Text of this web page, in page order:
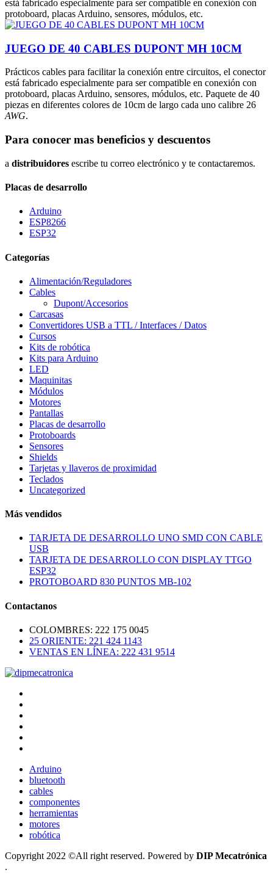
está fabricado especialmente para ser compatible en conexión con
protoboard, placas Arduino, sensores, módulos, etc.
JUEGO DE 40 CABLES DUPONT MH 10CM
Prácticos cables para facilitar la conexión entre circuitos, el conector
está fabricado especialmente para ser compatible en conexión con
protoboard, placas Arduino, sensores, módulos, etc. Paquete de 40
piezas en diferentes colores de 10cm de largo cada uno calibre 26
AWG.
Para conocer mas beneficios y descuentos
a distribuidores escribe tu correo electrónico y te contactaremos.
Placas de desarrollo
Arduino
ESP8266
ESP32
Categorías
Alimentación/Reguladores
Cables
Dupont/Accesorios
Carcasas
Convertidores USB a TTL / Interfaces / Datos
Cursos
Kits de robótica
Kits para Arduino
LED
Maquinitas
Módulos
Motores
Pantallas
Placas de desarrollo
Protoboards
Sensores
Shields
Tarjetas y llaveros de proximidad
Teclados
Uncategorized
Más vendidos
TARJETA DE DESARROLLO UNO SMD CON CABLE
USB
TARJETA DE DESARROLLO CON DISPLAY TTGO
ESP32
PROTOBOARD 830 PUNTOS MB-102
Contactanos
COLOMBRES: 222 175 0045
25 ORIENTE: 221 424 1143
VENTAS EN LÍNEA: 222 431 9514
Arduino
bluetooth
cables
componentes
herramientas
motores
robótica
Copyright 2022 ©All right reserved. Powered by DIP Mecatrónica
.